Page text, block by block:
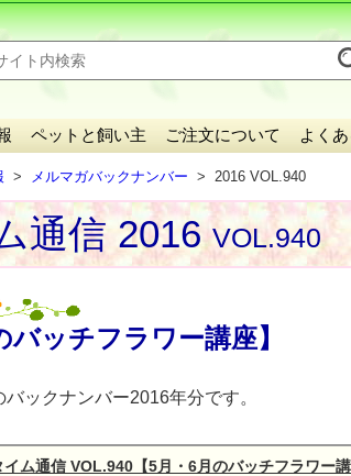
ペットと飼い主 ご注文について よく
メルマガバックナンバー 2016 VOL.940
通信 2016VOL.940
バッチフラワー講座】
バックナンバー2016年分です。
ム通信 VOL.940【5月・6月のバッチフラワー